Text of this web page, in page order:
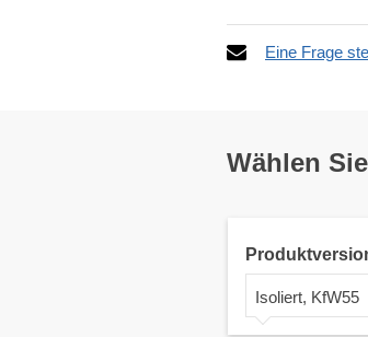
Eine Frage
Wählen
Isoliert, KfW55